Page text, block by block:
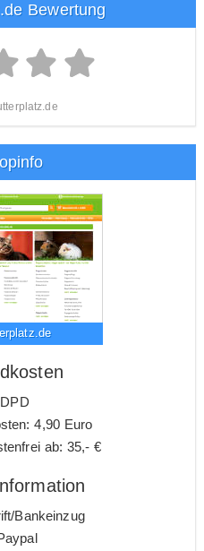
Bewertung
DPD
4,90 Euro
ab: 35,- €
Bankeinzug